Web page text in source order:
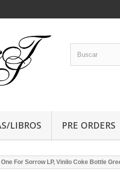
LIBROS PRE ORDERS
One For Sorrow LP, Vinilo Coke Bottle